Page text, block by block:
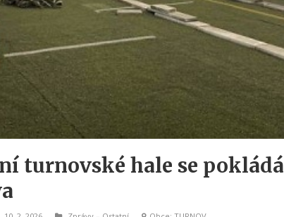
turnovské hale se pokládá